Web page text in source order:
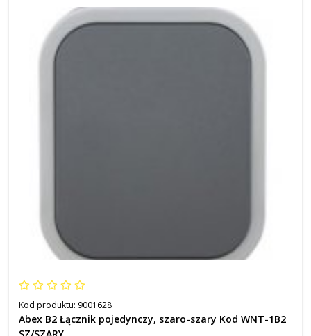
Kod produktu: 9001628
Abex B2 Łącznik pojedynczy, szaro-szary Kod WNT-1B2